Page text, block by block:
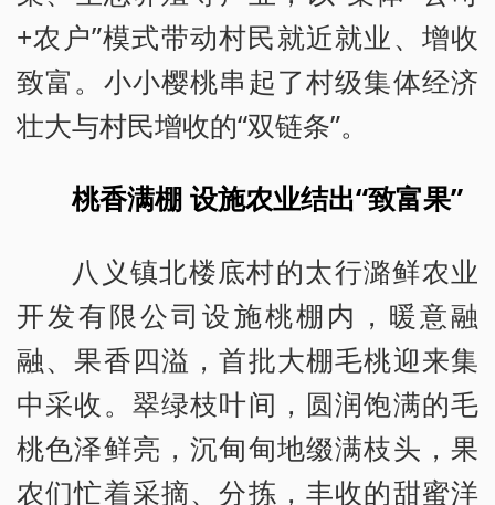
+农户”模式带动村民就近就业、增收
致富。小小樱桃串起了村级集体经济
壮大与村民增收的“双链条”。
桃香满棚 设施农业结出“致富果”
八义镇北楼底村的太行潞鲜农业
开发有限公司设施桃棚内，暖意融
融、果香四溢，首批大棚毛桃迎来集
中采收。翠绿枝叶间，圆润饱满的毛
桃色泽鲜亮，沉甸甸地缀满枝头，果
农们忙着采摘、分拣，丰收的甜蜜洋